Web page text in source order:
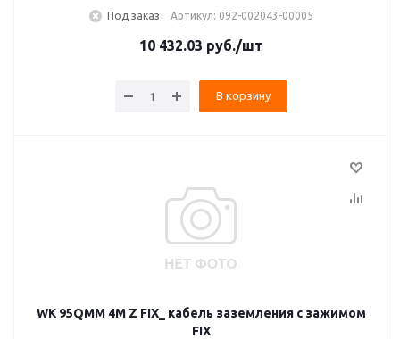
Под заказ Артикул: 092-002043-00005
10 432.03 руб./шт
В корзину
WK 95QMM 4M Z FIX_ кабель заземления с зажимом
FIX